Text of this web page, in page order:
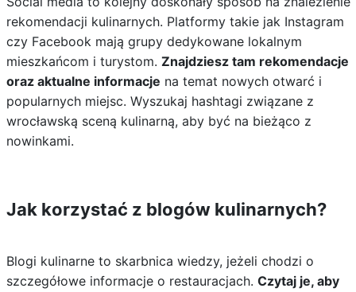
rekomendacji kulinarnych. Platformy takie jak Instagram
czy Facebook mają grupy dedykowane lokalnym
mieszkańcom i turystom. Znajdziesz tam rekomendacje
oraz aktualne informacje na temat nowych otwarć i
popularnych miejsc. Wyszukaj hashtagi związane z
wrocławską sceną kulinarną, aby być na bieżąco z
nowinkami.
Jak korzystać z blogów kulinarnych?
Blogi kulinarne to skarbnica wiedzy, jeżeli chodzi o
szczegółowe informacje o restauracjach. Czytaj je, aby